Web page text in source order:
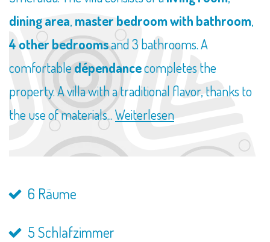
dining area, master bedroom with bathroom,
4 other bedroomsand 3 bathrooms. A
comfortabledépendancecompletes the
property. A villa with a traditional flavor, thanks to
the use of materials...Weiterlesen
6 Räume
5 Schlafzimmer